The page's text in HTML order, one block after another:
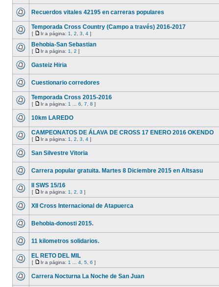
Recuerdos vitales 42195 en carreras populares
Temporada Cross Country (Campo a través) 2016-2017
[ Ir a página: 1 2 3 4 ]
Behobia-San Sebastian
[ Ir a página: 1 2 ]
Gasteiz Hiria
Cuestionario corredores
Temporada Cross 2015-2016
[ Ir a página: 1 6 7 8 ]
10km LAREDO
CAMPEONATOS DE ÁLAVA DE CROSS 17 ENERO 2016 OKENDO
[ Ir a página: 1 2 3 4 ]
San Silvestre Vitoria
Carrera popular gratuita. Martes 8 Diciembre 2015 en Altsasu
II SWS 15/16
[ Ir a página: 1 2 3 ]
XII Cross Internacional de Atapuerca
Behobia-donosti 2015.
11 kilometros solidarios.
EL RETO DEL MIL
[ Ir a página: 1 4 5 6 ]
Carrera Nocturna La Noche de San Juan